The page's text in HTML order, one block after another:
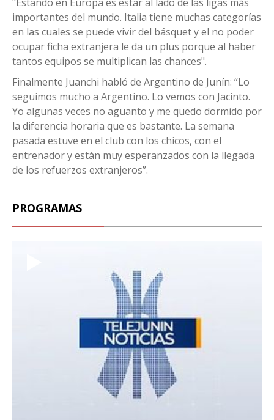
importantes del mundo. Italia tiene muchas categorías
en las cuales se puede vivir del básquet y el no poder
ocupar ficha extranjera le da un plus porque al haber
tantos equipos se multiplican las chances".
Finalmente Juanchi habló de Argentino de Junín: “Lo
seguimos mucho a Argentino. Lo vemos con Jacinto.
Yo algunas veces no aguanto y me quedo dormido por
la diferencia horaria que es bastante. La semana
pasada estuve en el club con los chicos, con el
entrenador y están muy esperanzados con la llegada
de los refuerzos extranjeros”.
PROGRAMAS